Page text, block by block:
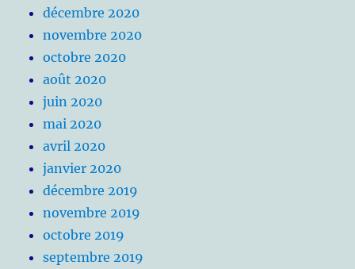
décembre 2020
novembre 2020
octobre 2020
août 2020
juin 2020
mai 2020
avril 2020
janvier 2020
décembre 2019
novembre 2019
octobre 2019
septembre 2019